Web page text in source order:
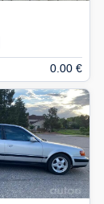
0.00 €